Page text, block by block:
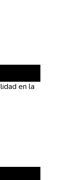
en la